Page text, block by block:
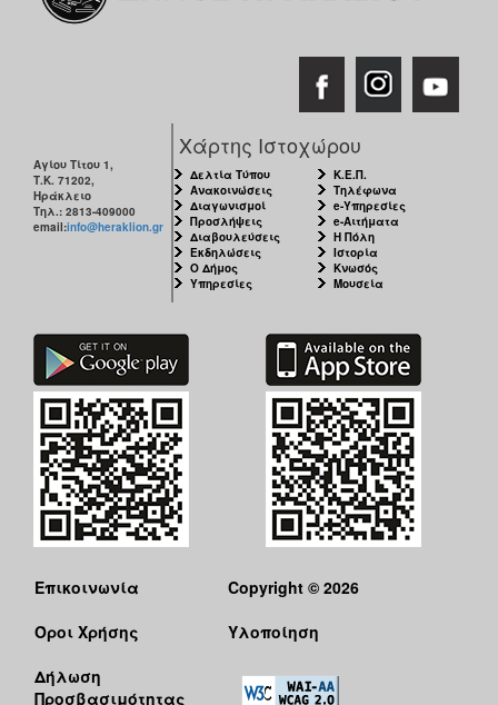
Αγίου Τίτου 1,
Τ.Κ. 71202,
Ηράκλειο
Τηλ.: 2813-409000
email:info@heraklion.gr
Χάρτης Ιστοχώρου
Δελτία Τύπου
Ανακοινώσεις
Διαγωνισμοί
Προσλήψεις
Διαβουλεύσεις
Εκδηλώσεις
Ο Δήμος
Υπηρεσίες
Κ.Ε.Π.
Τηλέφωνα
e-Υπηρεσίες
e-Αιτήματα
Η Πόλη
Ιστορία
Κνωσός
Μουσεία
Επικοινωνία
Όροι Χρήσης
Δήλωση
Προσβασιμότητας
Copyright © 2026
Υλοποίηση